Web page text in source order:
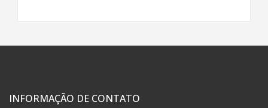
INFORMAÇÃO DE CONTATO